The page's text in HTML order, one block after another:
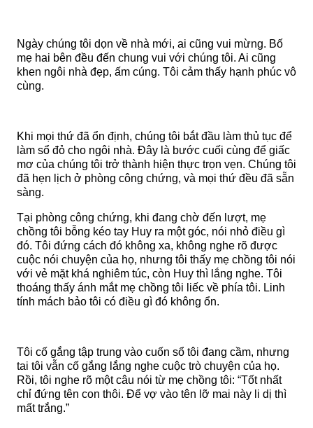
Ngày chúng tôi dọn về nhà mới, ai cũng vui mừng. Bố
mẹ hai bên đều đến chung vui với chúng tôi. Ai cũng
khen ngôi nhà đẹp, ấm cúng. Tôi cảm thấy hạnh phúc vô
cùng.
Khi mọi thứ đã ổn định, chúng tôi bắt đầu làm thủ tục để
làm sổ đỏ cho ngôi nhà. Đây là bước cuối cùng để giấc
mơ của chúng tôi trở thành hiện thực trọn vẹn. Chúng tôi
đã hẹn lịch ở phòng công chứng, và mọi thứ đều đã sẵn
sàng.
Tại phòng công chứng, khi đang chờ đến lượt, mẹ
chồng tôi bỗng kéo tay Huy ra một góc, nói nhỏ điều gì
đó. Tôi đứng cách đó không xa, không nghe rõ được
cuộc nói chuyện của họ, nhưng tôi thấy mẹ chồng tôi nói
với vẻ mặt khá nghiêm túc, còn Huy thì lắng nghe. Tôi
thoáng thấy ánh mắt mẹ chồng tôi liếc về phía tôi. Linh
tính mách bảo tôi có điều gì đó không ổn.
Tôi cố gắng tập trung vào cuốn sổ tôi đang cầm, nhưng
tai tôi vẫn cố gắng lắng nghe cuộc trò chuyện của họ.
Rồi, tôi nghe rõ một câu nói từ mẹ chồng tôi: “Tốt nhất
chỉ đứng tên con thôi. Để vợ vào tên lỡ mai này li dị thì
mất trắng.”